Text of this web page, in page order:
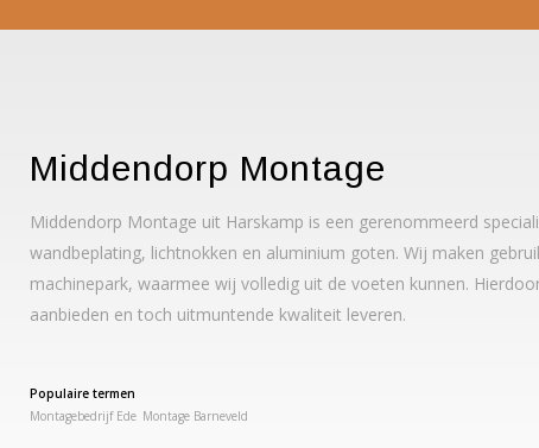
Middendorp Montage
Middendorp Montage uit Harskamp is een gerenommeerd
wandbeplating, lichtnokken en aluminium goten. Wij maken
machinepark, waarmee wij volledig uit de voeten kunnen.
aanbieden en toch uitmuntende kwaliteit leveren.
Populaire termen
Montagebedrijf Ede Montage Barneveld